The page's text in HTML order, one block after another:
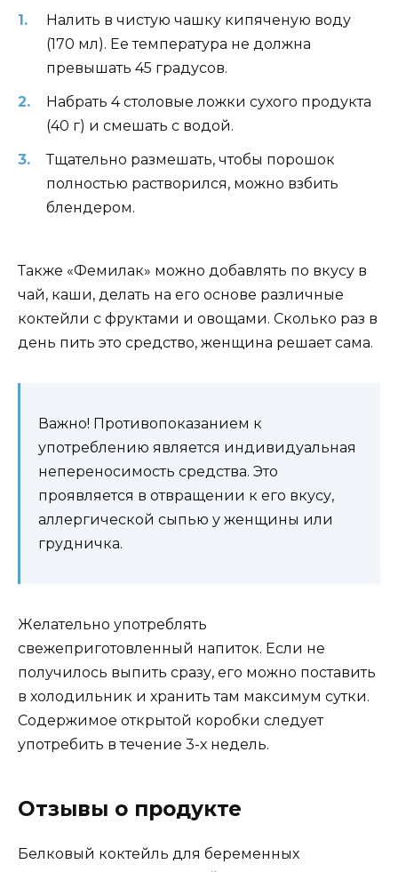
Налить в чистую чашку кипяченую воду
(170 мл). Ее температура не должна
превышать 45 градусов.
Набрать 4 столовые ложки сухого продукта
(40 г) и смешать с водой.
Тщательно размешать, чтобы порошок
полностью растворился, можно взбить
блендером.
Также «Фемилак» можно добавлять по вкусу в
чай, каши, делать на его основе различные
коктейли с фруктами и овощами. Сколько раз в
день пить это средство, женщина решает сама.
Важно! Противопоказанием к
употреблению является индивидуальная
непереносимость средства. Это
проявляется в отвращении к его вкусу,
аллергической сыпью у женщины или
грудничка.
Желательно употреблять
свежеприготовленный напиток. Если не
получилось выпить сразу, его можно поставить
в холодильник и хранить там максимум сутки.
Содержимое открытой коробки следует
употребить в течение 3-х недель.
Отзывы о продукте
Белковый коктейль для беременных